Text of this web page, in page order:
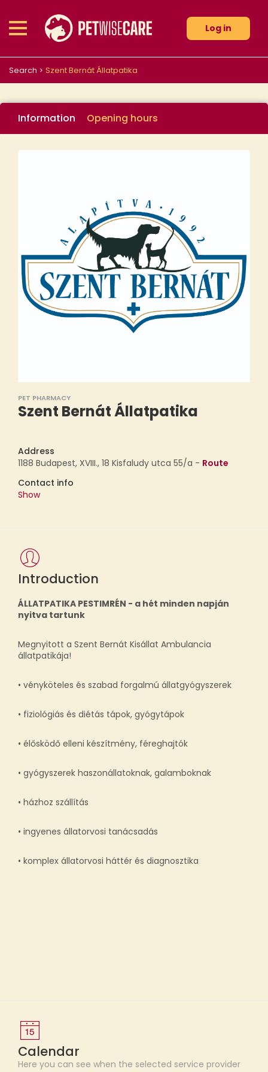
Log in
Search Szent Bernát Állatpatika
Information Opening hours
PET PHARMACY
Szent Bernát Állatpatika
Address
1188 Budapest, XVIII., 18 Kisfaludy utca 55/a - Route
Contact info
Show
Introduction
ÁLLATPATIKA PESTIMRÉN - a hét minden napján
nyitva tartunk
Megnyitott a Szent Bernát Kisállat Ambulancia
állatpatikája!
• vényköteles és szabad forgalmú állatgyógyszerek
• fiziológiás és diétás tápok, gyógytápok
• élősködő elleni készítmény, féreghajtók
• gyógyszerek haszonállatoknak, galamboknak
• házhoz szállítás
• ingyenes állatorvosi tanácsadás
• komplex állatorvosi háttér és diagnosztika
Calendar
Here you can see when the selected service provider